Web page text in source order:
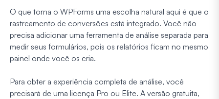
O que torna o WPForms uma escolha natural aqui é que o
rastreamento de conversões está integrado. Você não
precisa adicionar uma ferramenta de análise separada para
medir seus formulários, pois os relatórios ficam no mesmo
painel onde você os cria.
Para obter a experiência completa de análise, você
precisará de uma licença Pro ou Elite. A versão gratuita,